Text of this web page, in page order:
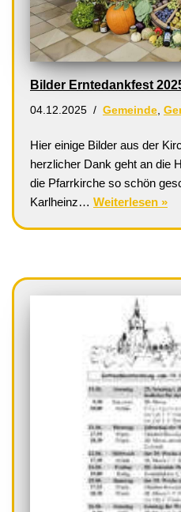
Bilder Erntedankfest
04.12.2025 Gemeinde,
Hier einige Bilder aus der
herzlicher Dank geht an die
die Pfarrkirche so schön
Karlheinz… Weiterlesen »